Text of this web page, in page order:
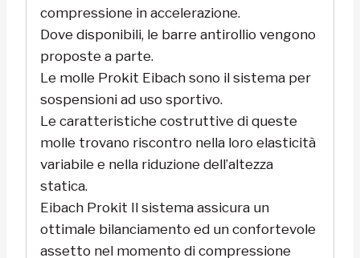
compressione in accelerazione.
Dove disponibili, le barre antirollio vengono
proposte a parte.
Le molle Prokit Eibach sono il sistema per
sospensioni ad uso sportivo.
Le caratteristiche costruttive di queste
molle trovano riscontro nella loro elasticità
variabile e nella riduzione dell’altezza
statica.
Eibach Prokit Il sistema assicura un
ottimale bilanciamento ed un confortevole
assetto nel momento di compressione